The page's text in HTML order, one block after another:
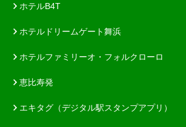
ホテルB4T
ホテルドリームゲート舞浜
ホテルファミリーオ・フォルクローロ
恵比寿発
エキタグ（デジタル駅スタンプアプリ）